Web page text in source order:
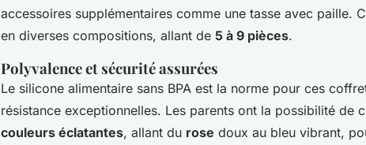
accessoires supplémentaires comme une tasse avec paille.
en diverses compositions, allant de 5 à 9 pièces.
Polyvalence et sécurité assurées
Le silicone alimentaire sans BPA est la norme pour ces
résistance exceptionnelles. Les parents ont la possibilité de
couleurs éclatantes, allant du rose doux au bleu vibrant,